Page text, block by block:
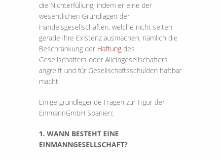
die Nichterfüllung, indem er eine der
wesentlichen Grundlagen der
Handelsgesellschaften, welche nicht selten
gerade ihre Existenz ausmachen, nämlich die
Beschränkung der Haftung des
Gesellschafters oder Alleingesellschafters
angreift und für Gesellschaftsschulden haftbar
macht.
Einige grundlegende Fragen zur Figur der
EinmannGmbH Spanien:
1. WANN BESTEHT EINE
EINMANNGESELLSCHAFT?